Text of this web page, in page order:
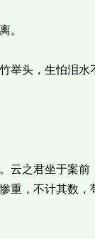
。
头，生怕泪水
之君坐于案前
重，不计其数